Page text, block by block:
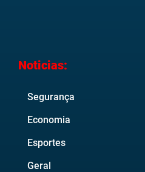
Noticias:
Segurança
Economia
Esportes
Geral